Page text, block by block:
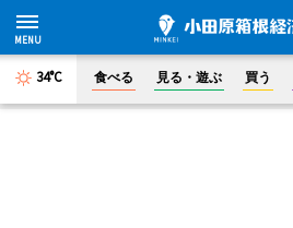
34°C 食べる 見る・遊ぶ 買う